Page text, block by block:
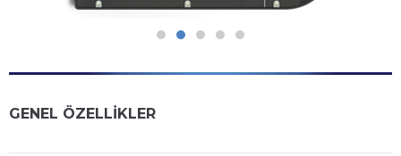
GENEL ÖZELLİKLER